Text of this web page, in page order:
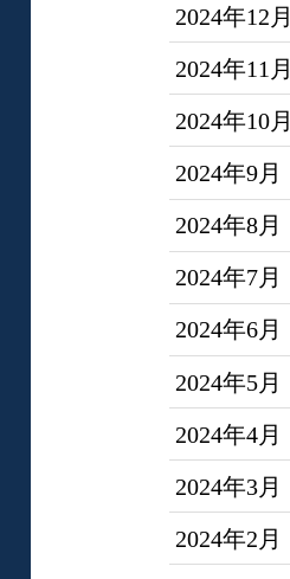
2024年12月
2024年11月
2024年10月
2024年9月
2024年8月
2024年7月
2024年6月
2024年5月
2024年4月
2024年3月
2024年2月